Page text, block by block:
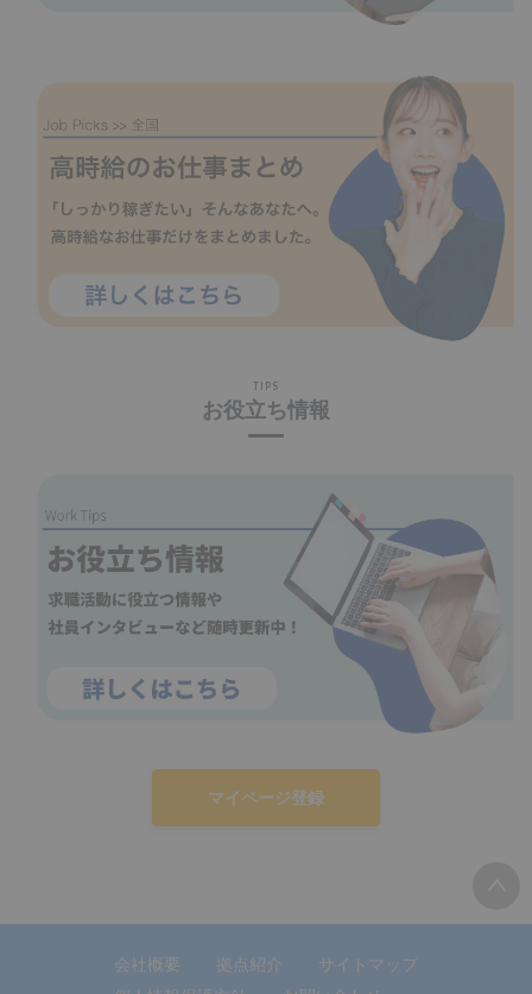
TIPS
お役立ち情報
マイページ登録
会社概要 拠点紹介
サイトマップ